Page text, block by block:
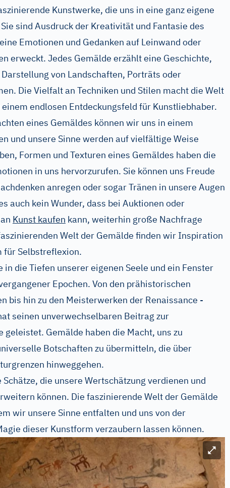
Kunstwerke, die uns in eine ganz eigene
sind Ausdruck der Kreativität und Fantasie des
Emotionen und Gedanken auf Leinwand oder
erweckt. Jedes Gemälde erzählt eine Geschichte,
von Landschaften, Porträts oder
Die Vielfalt an Techniken und Stilen macht die Welt
einem endlosen Entdeckungsfeld für Kunstliebhaber.
eines Gemäldes können wir uns in einem
und unsere Sinne werden auf vielfältige Weise
Formen und Texturen eines Gemäldes haben die
in uns hervorzurufen. Sie können uns Freude
anregen oder sogar Tränen in unsere Augen
auch kein Wunder, dass bei Auktionen oder
Kunst kaufen kann, weiterhin große Nachfrage
Welt der Gemälde finden wir Inspiration
für Selbstreflexion.
in die Tiefen unserer eigenen Seele und ein Fenster
Epochen. Von den prähistorischen
bis hin zu den Meisterwerken der Renaissance -
seinen unverwechselbaren Beitrag zur
geleistet. Gemälde haben die Macht, uns zu
Botschaften zu übermitteln, die über
hinweggehen.
Schätze, die unsere Wertschätzung verdienen und
können. Die faszinierende Welt der Gemälde
wir unsere Sinne entfalten und uns von der
dieser Kunstform verzaubern lassen können.
Bild